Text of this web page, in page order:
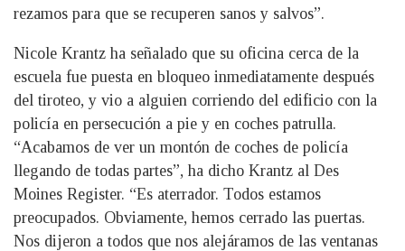
rezamos para que se recuperen sanos y salvos”.
Nicole Krantz ha señalado que su oficina cerca de la
escuela fue puesta en bloqueo inmediatamente después
del tiroteo, y vio a alguien corriendo del edificio con la
policía en persecución a pie y en coches patrulla.
“Acabamos de ver un montón de coches de policía
llegando de todas partes”, ha dicho Krantz al Des
Moines Register. “Es aterrador. Todos estamos
preocupados. Obviamente, hemos cerrado las puertas.
Nos dijeron a todos que nos alejáramos de las ventanas